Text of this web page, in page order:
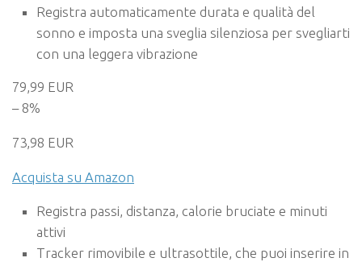
Registra automaticamente durata e qualità del
sonno e imposta una sveglia silenziosa per svegliarti
con una leggera vibrazione
79,99 EUR
– 8%
73,98 EUR
Acquista su Amazon
Registra passi, distanza, calorie bruciate e minuti
attivi
Tracker rimovibile e ultrasottile, che puoi inserire in